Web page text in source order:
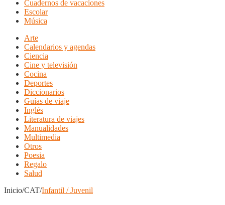
Cuadernos de vacaciones
Escolar
Música
Arte
Calendarios y agendas
Ciencia
Cine y televisión
Cocina
Deportes
Diccionarios
Guías de viaje
Inglés
Literatura de viajes
Manualidades
Multimedia
Otros
Poesia
Regalo
Salud
Inicio/CAT/Infantil / Juvenil